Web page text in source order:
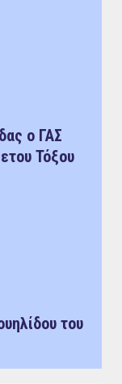
ο ΓΑΣ
Τόξου
του